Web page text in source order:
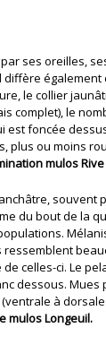
ses oreilles,
également
le collier
complet), le
est foncée
plus ou moins
mulos
souvent
du bout de la
de celles-ci. Le
dessous. Mues
à
mulos Longeuil.